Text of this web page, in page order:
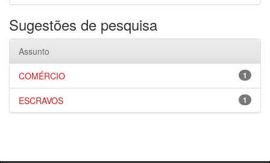
Sugestões de pesquisa
Assunto
1
COMÉRCIO
1
ESCRAVOS